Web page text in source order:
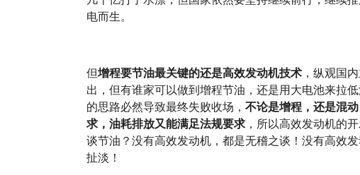
电而生。
但增程要节油最关键的还是高效发动机技术 ，纵观国
出，但有谁家可以做到增程节油，还是用大电池来拉
的思路必然导致最终失败收场， 不论是增程，还是混
求，油耗排放又能满足法规要求 ，所以高效发动机的
谈节油？没有高效发动机，都是无稽之谈！没有高效
扯淡！